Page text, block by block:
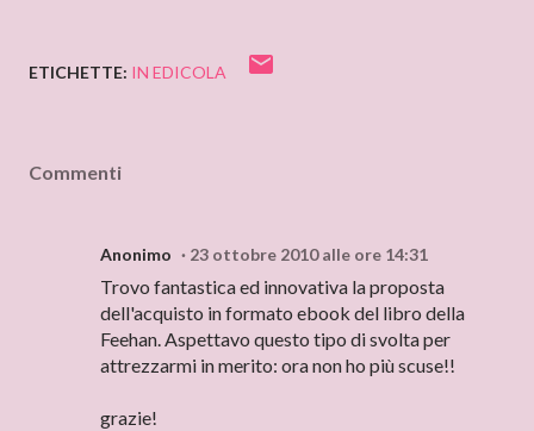
ETICHETTE: IN EDICOLA
Commenti
Anonimo 23 ottobre 2010 alle ore 14:31
Trovo fantastica ed innovativa la proposta
dell'acquisto in formato ebook del libro della
Feehan. Aspettavo questo tipo di svolta per
attrezzarmi in merito: ora non ho più scuse!!
grazie!